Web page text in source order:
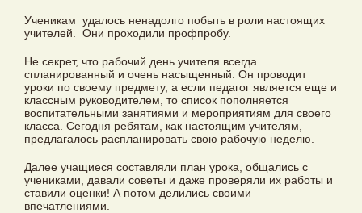
Ученикам удалось ненадолго побыть в роли настоящих
учителей. Они проходили профпробу.
Не секрет, что рабочий день учителя всегда
спланированный и очень насыщенный. Он проводит
уроки по своему предмету, а если педагог является еще и
классным руководителем, то список пополняется
воспитательными занятиями и мероприятиям для своего
класса. Сегодня ребятам, как настоящим учителям,
предлагалось распланировать свою рабочую неделю.
Далее учащиеся составляли план урока, общались с
учениками, давали советы и даже проверяли их работы и
ставили оценки! А потом делились своими
впечатлениями.